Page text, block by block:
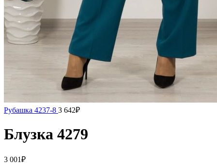
Рубашка 4237-8 3 642₽
Блузка 4279
3 001₽